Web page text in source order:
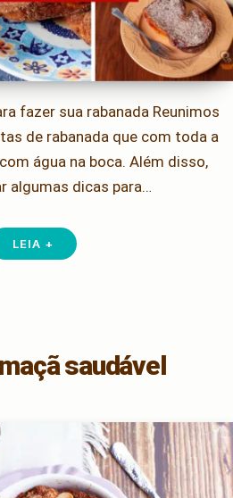
fazer sua rabanada Reunimos
de rabanada que com toda a
água na boca. Além disso,
algumas dicas para…
LEIA +
saudável